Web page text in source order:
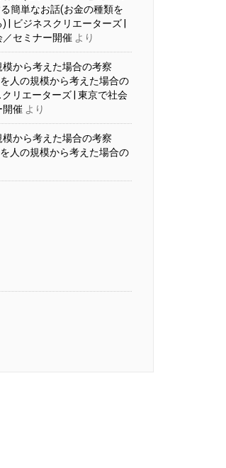
簡単なお話(お金の種類を
| ビジネスクリエーターズ |
セミナー開催 より
から考えた場合の考察
人の規模から考えた場合の
リエーターズ | 東京で社会
開催 より
から考えた場合の考察
人の規模から考えた場合の